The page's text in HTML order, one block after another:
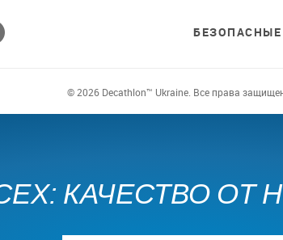
© 2026 Decathlon™ Ukraine. Все права
КАЧЕСТВО ОТ